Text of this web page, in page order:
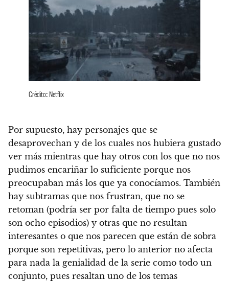
Crédito: Netflix
Por supuesto, hay personajes que se
desaprovechan y de los cuales nos hubiera gustado
ver más mientras que hay otros con los que no nos
pudimos encariñar lo suficiente porque nos
preocupaban más los que ya conocíamos. También
hay subtramas que nos frustran, que no se
retoman (podría ser por falta de tiempo pues solo
son ocho episodios) y otras que no resultan
interesantes o que nos parecen que están de sobra
porque son repetitivas, pero lo anterior no afecta
para nada la genialidad de la serie como todo un
conjunto, pues resaltan uno de los temas